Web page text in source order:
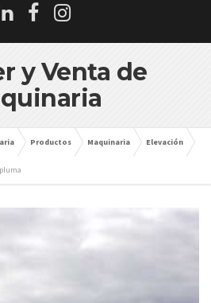
y Venta de
Productos Maquinaria Elevación